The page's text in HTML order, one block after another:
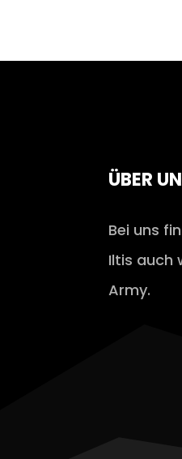
ÜBER
Bei uns
Iltis auch
Army.